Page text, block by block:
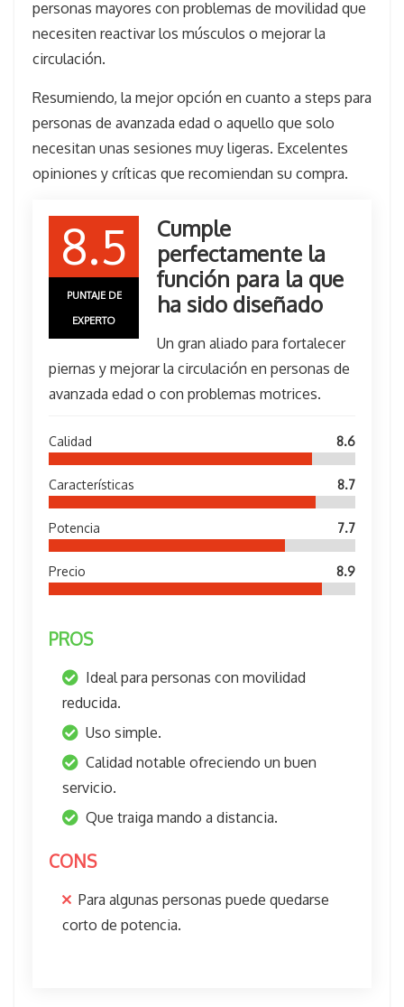
personas mayores con problemas de movilidad que
necesiten reactivar los músculos o mejorar la
circulación.
Resumiendo, la mejor opción en cuanto a steps para
personas de avanzada edad o aquello que solo
necesitan unas sesiones muy ligeras. Excelentes
opiniones y críticas que recomiendan su compra.
8.5
PUNTAJE DE
EXPERTO
Cumple
perfectamente la
función para la que
ha sido diseñado
Un gran aliado para fortalecer
piernas y mejorar la circulación en personas de
avanzada edad o con problemas motrices.
Calidad 8.6
Características 8.7
Potencia 7.7
Precio 8.9
PROS
Ideal para personas con movilidad
reducida.
Uso simple.
Calidad notable ofreciendo un buen
servicio.
Que traiga mando a distancia.
CONS
Para algunas personas puede quedarse
corto de potencia.